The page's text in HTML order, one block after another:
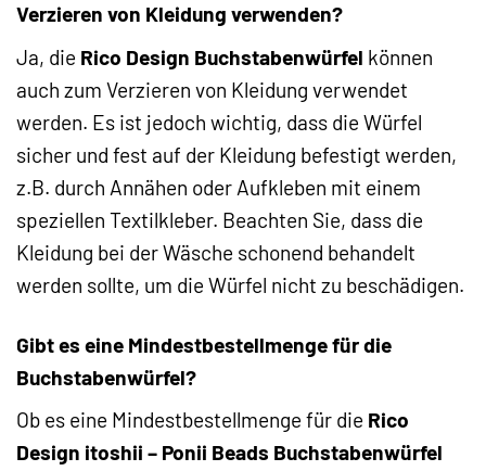
Verzieren von Kleidung verwenden?
Ja, die Rico Design Buchstabenwürfel können
auch zum Verzieren von Kleidung verwendet
werden. Es ist jedoch wichtig, dass die Würfel
sicher und fest auf der Kleidung befestigt werden,
z.B. durch Annähen oder Aufkleben mit einem
speziellen Textilkleber. Beachten Sie, dass die
Kleidung bei der Wäsche schonend behandelt
werden sollte, um die Würfel nicht zu beschädigen.
Gibt es eine Mindestbestellmenge für die
Buchstabenwürfel?
Ob es eine Mindestbestellmenge für die Rico
Design itoshii – Ponii Beads Buchstabenwürfel